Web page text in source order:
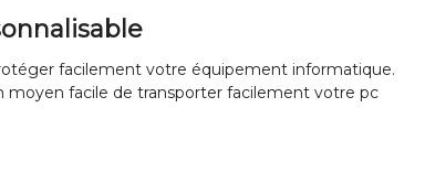
facilement votre équipement informatique.
facile de transporter facilement votre pc